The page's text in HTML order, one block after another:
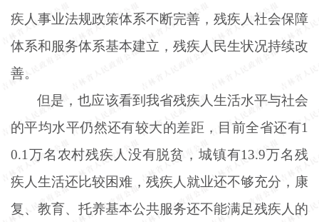
疾人事业法规政策体系不断完善，残疾人社会保障
体系和服务体系基本建立，残疾人民生状况持续改
善。
但是，也应该看到我省残疾人生活水平与社会
的平均水平仍然还有较大的差距，目前全省还有1
0.1万名农村残疾人没有脱贫，城镇有13.9万名残
疾人生活还比较困难，残疾人就业还不够充分，康
复、教育、托养基本公共服务还不能满足残疾人的